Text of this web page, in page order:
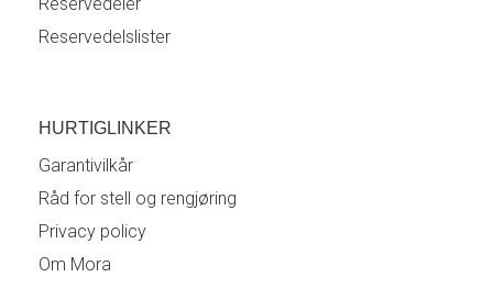
Reservedelslister
HURTIGLINKER
Garantivilkår
Råd for stell og rengjøring
Privacy policy
Om Mora